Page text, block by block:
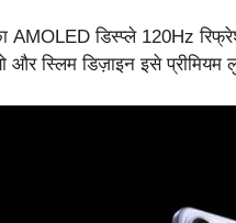
AMOLED डिस्प्ले 120Hz
और स्लिम डिज़ाइन इसे प्रीमियम